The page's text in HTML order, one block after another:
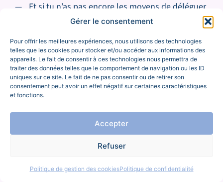
Gérer le consentement
Pour offrir les meilleures expériences, nous utilisons des technologies
telles que les cookies pour stocker et/ou accéder aux informations des
appareils. Le fait de consentir à ces technologies nous permettra de
traiter des données telles que le comportement de navigation ou les ID
uniques sur ce site. Le fait de ne pas consentir ou de retirer son
consentement peut avoir un effet négatif sur certaines caractéristiques
et fonctions.
Accepter
Refuser
Politique de gestion des cookiesPolitique de confidentialité
Et si tu n’as pas encore les moyens de déléguer
massivement : échange de services, missions
toujours une option possible.
claires, pro comme perso
Chez Smooth ta boîte, on a remarqué un truc
des limites dans le pro, ça va… mais dans le